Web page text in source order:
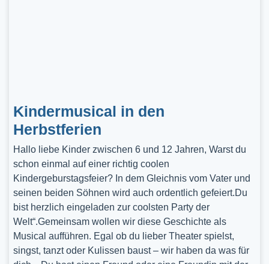
Kindermusical in den
Herbstferien
Hallo liebe Kinder zwischen 6 und 12 Jahren, Warst du
schon einmal auf einer richtig coolen
Kindergeburstagsfeier? In dem Gleichnis vom Vater und
seinen beiden Söhnen wird auch ordentlich gefeiert.Du
bist herzlich eingeladen zur coolsten Party der
Welt“.Gemeinsam wollen wir diese Geschichte als
Musical aufführen. Egal ob du lieber Theater spielst,
singst, tanzt oder Kulissen baust – wir haben da was für